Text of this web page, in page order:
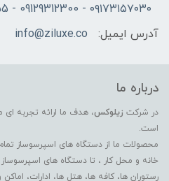
۰۹۱۷۳۱۵۷۰۳۰ - 09129312300 - 07137742255
آدرس ایمیل:
info@ziluxe.co
درباره ما
در شرکت زیلوکس، هدف ما ارائه تجربه
است.
محصولات ما از دستگاه های اسپرسوساز
خانه و محل کار ، تا دستگاه های
رستوران ها، کافه ها، هتل ها، ادارات،